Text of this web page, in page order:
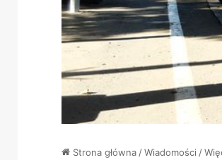
Strona główna/Wiadomości /